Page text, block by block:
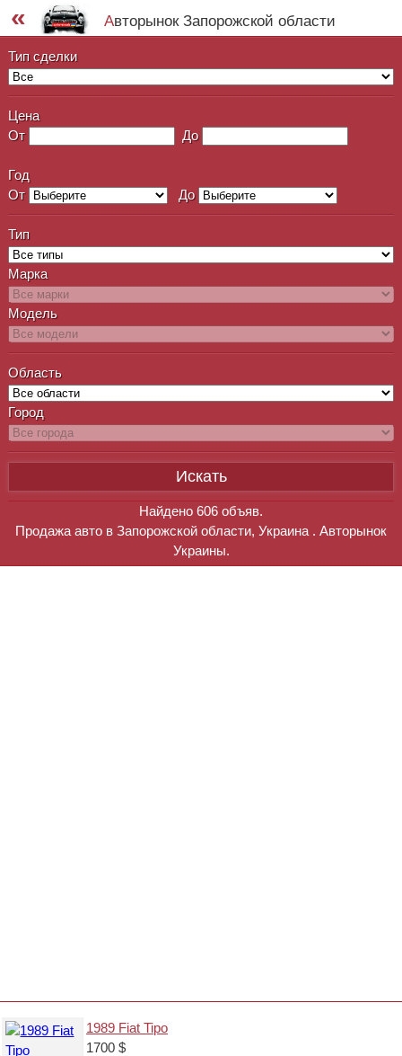
« Авторынок Запорожской области
Тип сделки
Цена
От
До
Год
От
До
Тип
Марка
Модель
Область
Город
Найдено 606 объяв.
Продажа авто в Запорожской области, Украина . Авторынок
Украины.
1989 Fiat Tipo
1700 $